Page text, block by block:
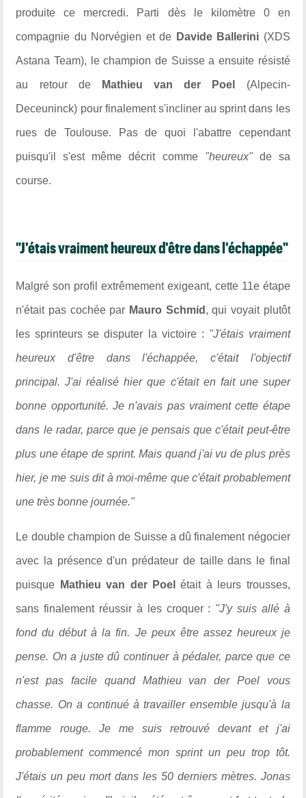
produite ce mercredi. Parti dès le kilomètre 0 en
compagnie du Norvégien et de Davide Ballerini (XDS
Astana Team), le champion de Suisse a ensuite résisté
au retour de Mathieu van der Poel (Alpecin-
Deceuninck) pour finalement s'incliner au sprint dans les
rues de Toulouse. Pas de quoi l'abattre cependant
puisqu'il s'est même décrit comme "heureux" de sa
course.
"J'étais vraiment heureux d'être dans l'échappée"
Malgré son profil extrêmement exigeant, cette 11e étape
n'était pas cochée par Mauro Schmid , qui voyait plutôt
les sprinteurs se disputer la victoire : "J'étais vraiment
heureux d'être dans l'échappée, c'était l'objectif
principal. J'ai réalisé hier que c'était en fait une super
bonne opportunité. Je n'avais pas vraiment cette étape
dans le radar, parce que je pensais que c'était peut-être
plus une étape de sprint. Mais quand j'ai vu de plus près
hier, je me suis dit à moi-même que c'était probablement
une très bonne journée."
Le double champion de Suisse a dû finalement négocier
avec la présence d'un prédateur de taille dans le final
puisque Mathieu van der Poelétait à leurs trousses,
sans finalement réussir à les croquer : "J'y suis allé à
fond du début à la fin. Je peux être assez heureux je
pense. On a juste dû continuer à pédaler, parce que ce
n'est pas facile quand Mathieu van der Poel vous
chasse. On a continué à travailler ensemble jusqu'à la
flamme rouge. Je me suis retrouvé devant et j'ai
probablement commencé mon sprint un peu trop tôt.
J'étais un peu mort dans les 50 derniers mètres. Jonas